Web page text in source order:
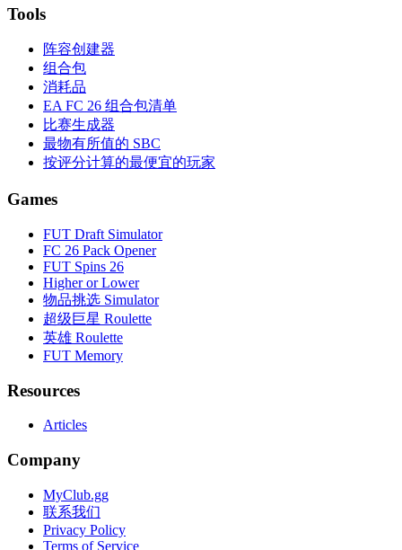
Tools
阵容创建器
组合包
消耗品
EA FC 26 组合包清单
比赛生成器
最物有所值的 SBC
按评分计算的最便宜的玩家
Games
FUT Draft Simulator
FC 26 Pack Opener
FUT Spins 26
Higher or Lower
物品挑选 Simulator
超级巨星 Roulette
英雄 Roulette
FUT Memory
Resources
Articles
Company
MyClub.gg
联系我们
Privacy Policy
Terms of Service